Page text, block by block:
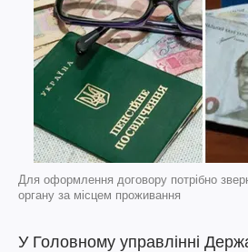
Для оформлення договору потрібно
органу за місцем проживання
У Головному управлінні